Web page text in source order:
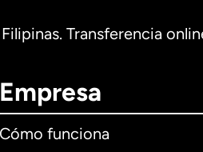
Transferencia
Empresa
Cómo funciona